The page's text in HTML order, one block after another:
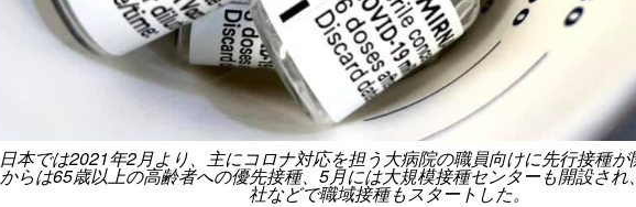
日本では2021年2月より、主にコロナ対応を担う大病院の職員向けに先行接種
からは65歳以上の高齢者への優先接種、5月には大規模接種センターも開設さ
社などで職域接種もスタートした。